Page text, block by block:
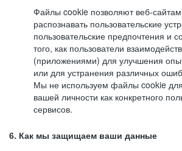
Файлы cookie позволяют веб-
распознавать пользовательские
пользовательские предпочтения и
того, как пользователи
(приложениями) для улучшения
или для устранения различных
Мы не используем файлы cookie
вашей личности как конкретного
сервисов.
6. Как мы защищаем ваши данные